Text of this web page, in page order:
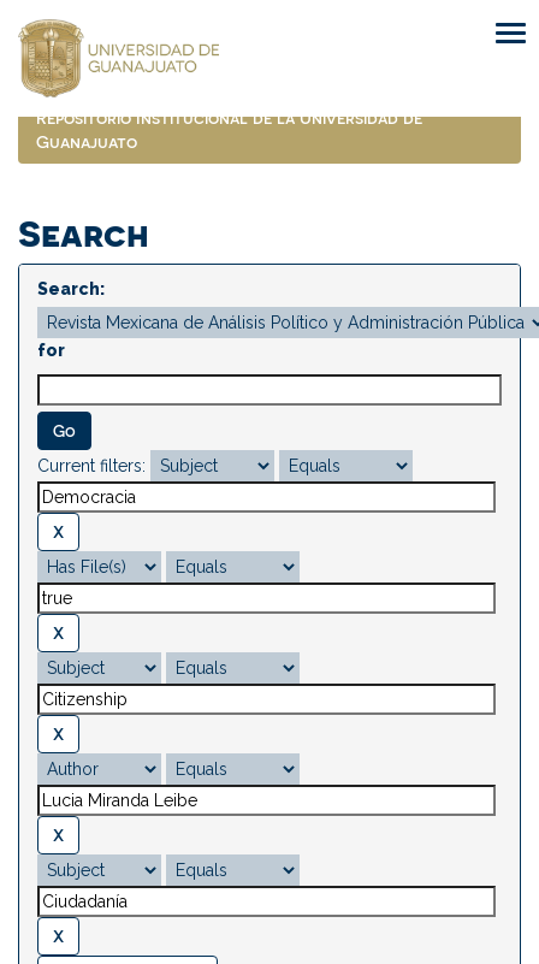
navigation
Repositorio Institucional de la Universidad de
Guanajuato
Search
Search:
for
Current filters: